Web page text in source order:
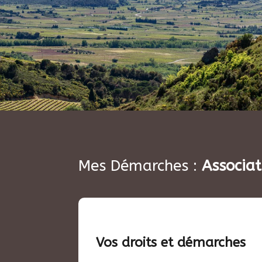
Mes Démarches :
Vos droits et démarches